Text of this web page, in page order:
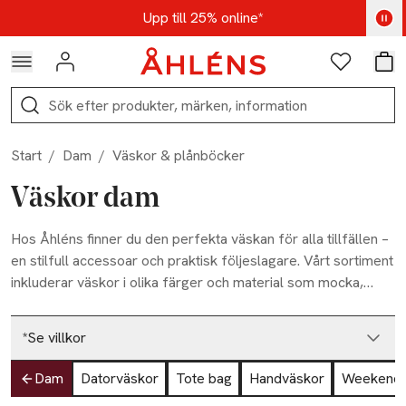
Hoppa till navigationsmenynUpp till 25% online*
Kod: AUG25 - Shoppa nu
Logga in Favoriter
Sök
Start / Dam / Väskor & plånböcker
Väskor dam
Hos Åhléns finner du den perfekta väskan för alla tillfällen –
en stilfull accessoar och praktisk följeslagare. Vårt sortiment
inkluderar väskor i olika färger och material som mocka,
alternativ som passar dig. Vår prioritet är tålighet och kvalitet,
oavsett vilken typ av väska du väljer. Ge din väska lite extra
omsorg genom att rengöra den från smuts och smörja in
*Se villkor
Hoppa till produktsidan
Dam Datorväskor Tote bag Handväskor